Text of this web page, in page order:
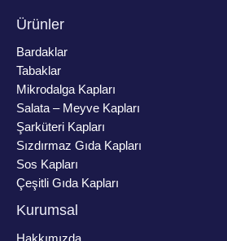
Ürünler
Bardaklar
Tabaklar
Mikrodalga Kapları
Salata – Meyve Kapları
Şarküteri Kapları
Sızdırmaz Gıda Kapları
Sos Kapları
Çeşitli Gıda Kapları
Kurumsal